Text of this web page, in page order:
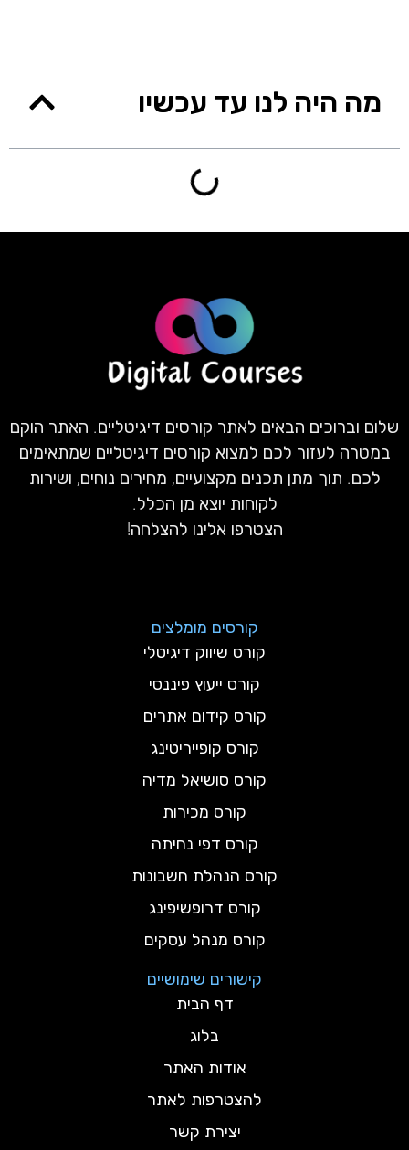
מה היה לנו עד עכשיו
שלום וברוכים הבאים לאתר קורסים דיגיטליים. האתר הוקם
במטרה לעזור לכם למצוא קורסים דיגיטליים שמתאימים
לכם. תוך מתן תכנים מקצועיים, מחירים נוחים, ושירות
לקוחות יוצא מן הכלל.
הצטרפו אלינו להצלחה!
קורסים מומלצים
קורס שיווק דיגיטלי
קורס ייעוץ פיננסי
קורס קידום אתרים
קורס קופייריטינג
קורס סושיאל מדיה
קורס מכירות
קורס דפי נחיתה
קורס הנהלת חשבונות
קורס דרופשיפינג
קורס מנהל עסקים
קישורים שימושיים
דף הבית
בלוג
אודות האתר
להצטרפות לאתר
יצירת קשר